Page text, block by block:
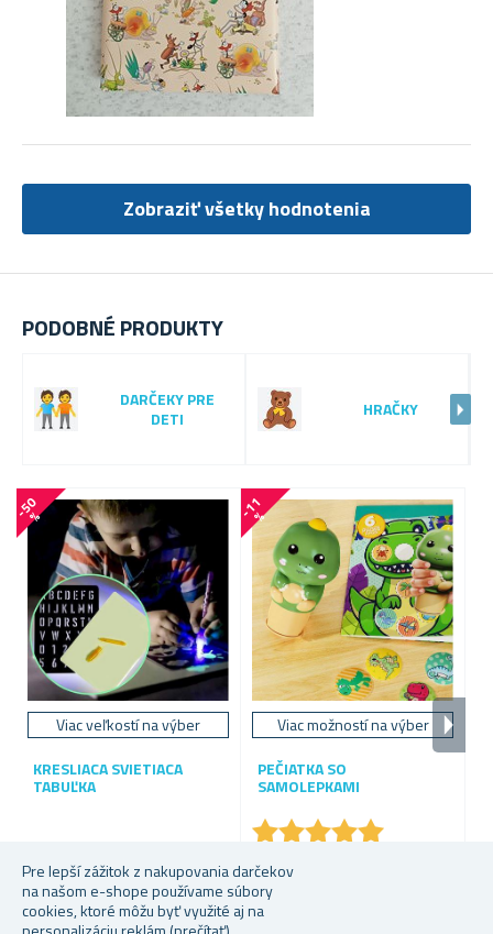
Pre lepší zážitok z nakupovania darčekov
na našom e-shope používame súbory
cookies, ktoré môžu byť využité aj na
PODOBNÉ PRODUKTY
DARČEKY PRE
DETI
HRAČKY
-
5
0
%
Viac veľkostí na výber
KRESLIACA SVIETIACA
TABUĽKA
5,09 €
Skladem
-
1
1
%
Viac možností na výber
PEČIATKA SO
SAMOLEPKAMI
★★★★★
★★★★★
6,38 €
Skladem
Zobraziť všetky hodnotenia